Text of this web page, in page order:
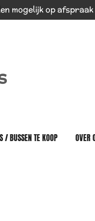
mogelijk op afspraak
/ BUSSEN TE KOOP
OVER